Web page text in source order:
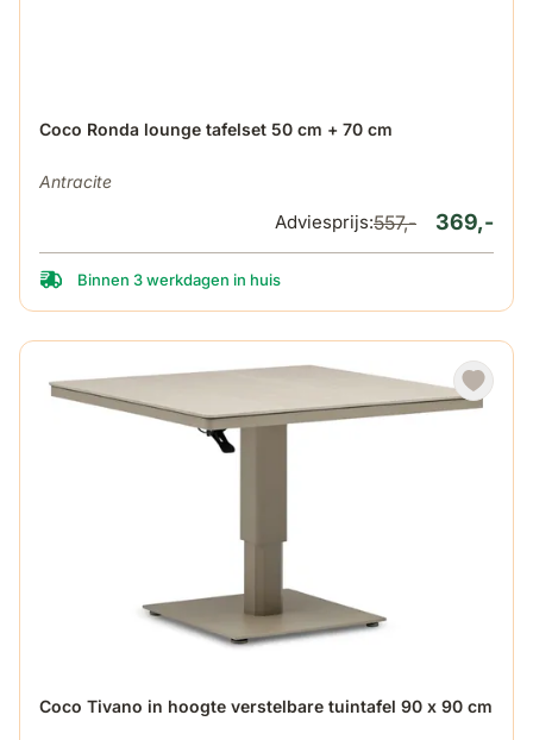
Coco Ronda lounge tafelset 50 cm + 70 cm
Antracite
De prijs is afhankelijk van de gekozen opties op de
369,-
Adviesprijs:557,-
Binnen 3 werkdagen in huis
Coco Tivano in hoogte verstelbare tuintafel 90 x 90 cm
De prijs is afhankelijk van de gekozen opties op de